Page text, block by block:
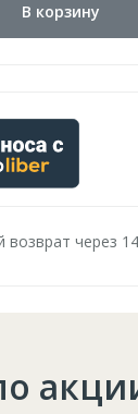
В корзину
возврат через